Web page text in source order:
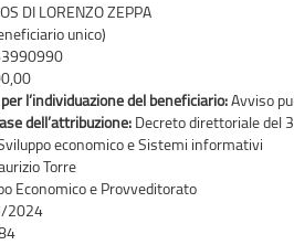
DI LORENZO ZEPPA
unico)
l’individuazione del beneficiario:Avviso
dell’attribuzione: Decreto direttoriale del
economico e Sistemi informativi
Torre
Economico e Provveditorato
2024